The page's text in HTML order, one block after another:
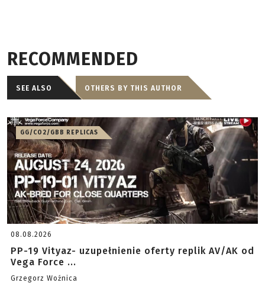
RECOMMENDED
SEE ALSO OTHERS BY THIS AUTHOR
GG/CO2/GBB REPLICAS
08.08.2026
PP-19 Vityaz- uzupełnienie oferty replik AV/AK od
Vega Force ...
Grzegorz Woźnica